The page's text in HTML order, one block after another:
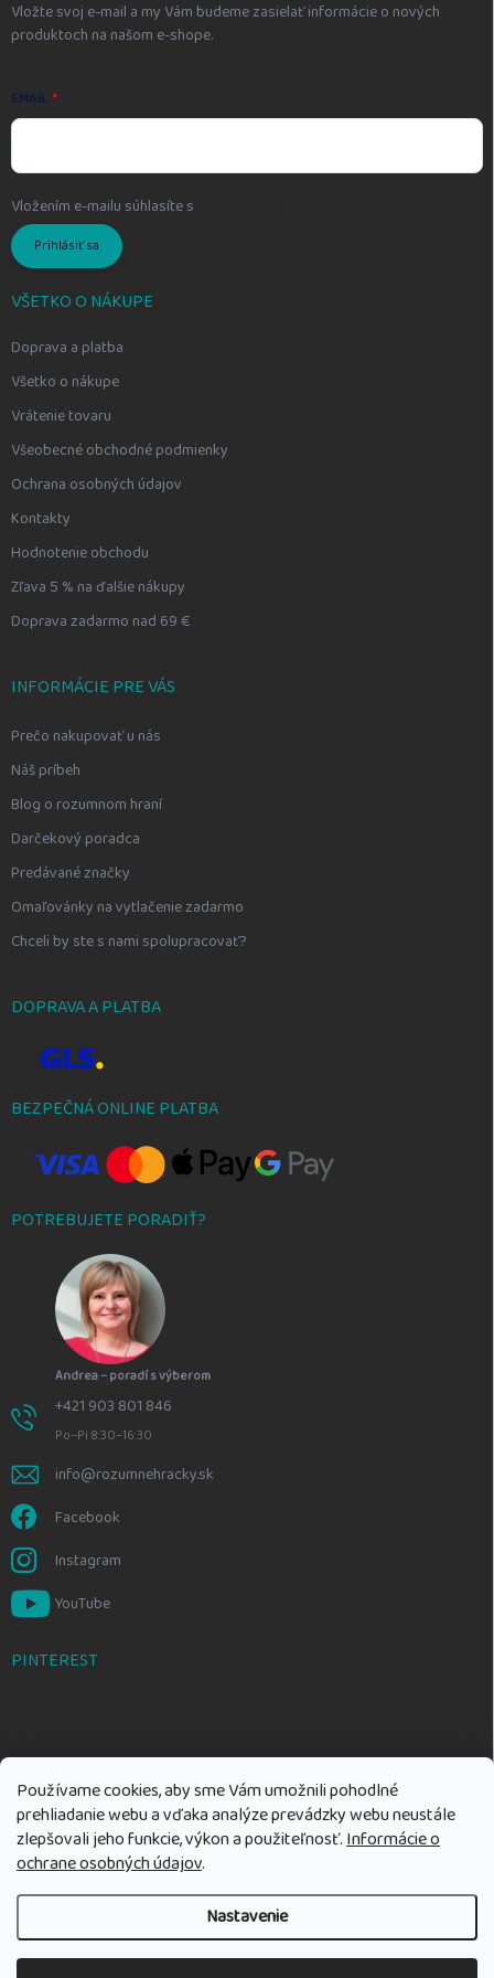
Používame cookies, aby sme Vám umožnili pohodlné
prehliadanie webu a vďaka analýze prevádzky webu neustále
zlepšovali jeho funkcie, výkon a použiteľnosť.Informácie o
ochrane osobných údajov.
Nastavenie
Vložte svoj e-mail a my Vám budeme zasielať informácie o nových
produktoch na našom e-shope.
EMAIL
Vložením e-mailu súhlasíte s
Prihlásiť sa
VŠETKO O NÁKUPE
Doprava a platba
Všetko o nákupe
Vrátenie tovaru
Všeobecné obchodné podmienky
Ochrana osobných údajov
Kontakty
Hodnotenie obchodu
Zľava 5 % na ďalšie nákupy
Doprava zadarmo nad 69 €
INFORMÁCIE PRE VÁS
Prečo nakupovať u nás
Náš príbeh
Blog o rozumnom hraní
Darčekový poradca
Predávané značky
Omaľovánky na vytlačenie zadarmo
Chceli by ste s nami spolupracovať?
DOPRAVA A PLATBA
BEZPEČNÁ ONLINE PLATBA
POTREBUJETE PORADIŤ?
Andrea – poradí s výberom
+421 903 801 846
Po–Pi 8:30–16:30
info@rozumnehracky.sk
Facebook
Instagram
YouTube
PINTEREST
Copyright 2026Rozumné hračky. Všetky práva vyhradené.Upraviť